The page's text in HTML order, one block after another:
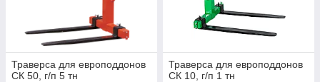
Траверса для европоддонов
СК 50, г/п 5 тн
Траверса для европоддонов
СК 10, г/п 1 тн